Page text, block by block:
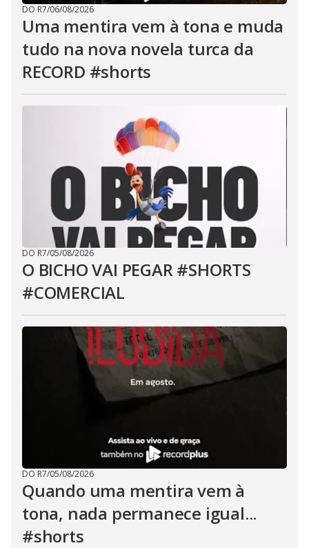
DO R7/06/08/2026
Uma mentira vem à tona e muda
tudo na nova novela turca da
RECORD #shorts
DO R7/05/08/2026
O BICHO VAI PEGAR #SHORTS
#COMERCIAL
DO R7/05/08/2026
Quando uma mentira vem à
tona, nada permanece igual...
#shorts